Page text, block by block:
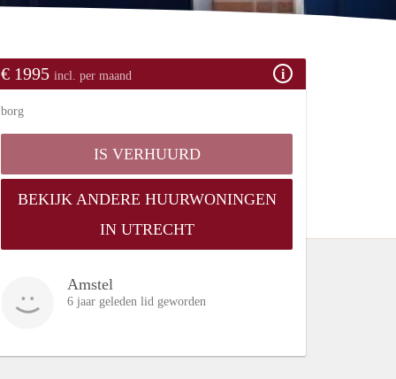
€ 1995 incl. per maand
borg
IS VERHUURD
BEKIJK ANDERE HUURWONINGEN
IN UTRECHT
Amstel
6 jaar geleden lid geworden